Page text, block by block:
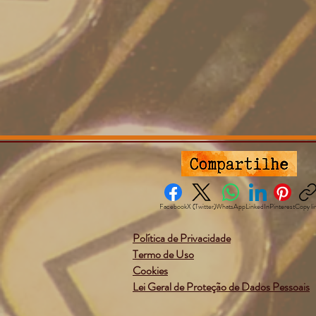
FacebookX (Twitter)WhatsAppLinkedInPinterestCopy
Política de Privacidade
Termo de Uso
Cookies
Lei Geral de Proteção de Dados Pessoais